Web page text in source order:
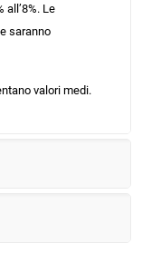
all’8%. Le
saranno
valori medi.